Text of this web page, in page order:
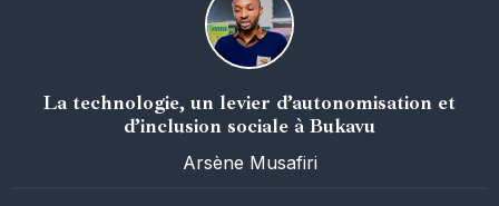
La technologie, un levier d’autonomisation et
d’inclusion sociale à Bukavu
Arsène Musafiri